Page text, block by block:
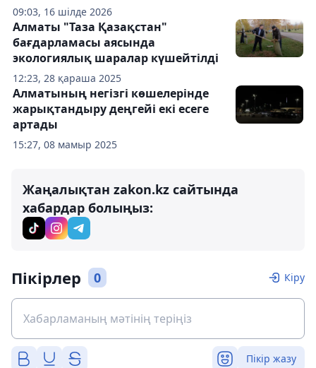
09:03, 16 шілде 2026
12:23, 28 қараша 2025
Алматы "Таза Қазақстан"
бағдарламасы аясында
экологиялық шаралар күшейтілді
15:27, 08 мамыр 2025
Алматының негізгі көшелерінде
жарықтандыру деңгейі екі есеге
артады
Жаңалықтан zakon.kz сайтында
хабардар болыңыз:
Пікірлер 0 Кіру
Пікір жазу